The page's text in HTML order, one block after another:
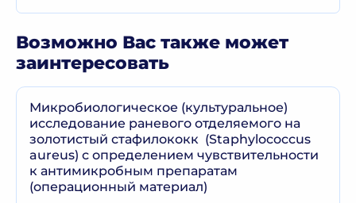
Возможно Вас также может
заинтересовать
Микробиологическое (культуральное)
исследование раневого отделяемого на
золотистый стафилококк (Staphylococcus
aureus) с определением чувствительности
к антимикробным препаратам
(операционный материал)